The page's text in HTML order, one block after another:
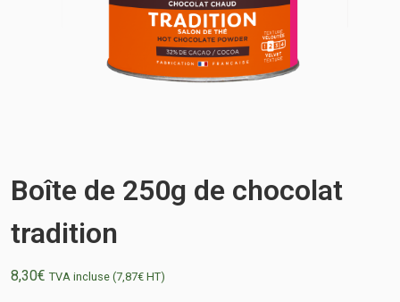
Boîte de 250g de chocolat
tradition
8,30€ TVA incluse (7,87€ HT)